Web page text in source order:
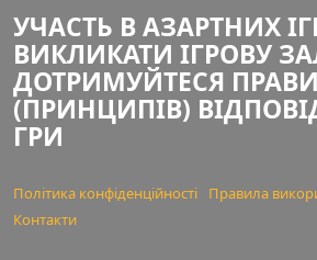
УЧАСТЬ В АЗАРТНИХ
ВИКЛИКАТИ ІГРОВУ
ДОТРИМУЙТЕСЯ
(ПРИНЦИПІВ)
ГРИ
Політика конфіденційності Правила
Контакти